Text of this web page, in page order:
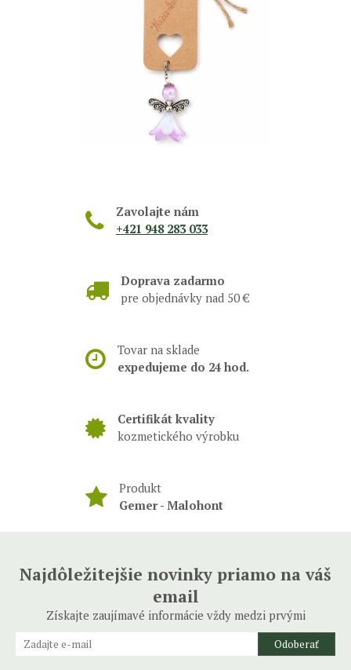
Zavolajte nám
+421 948 283 033
Doprava zadarmo
pre objednávky nad 50 €
Tovar na sklade
expedujeme do 24 hod.
Certifikát kvality
kozmetického výrobku
Produkt
Gemer - Malohont
Najdôležitejšie novinky priamo na váš
email
Získajte zaujímavé informácie vždy medzi prvými
Odoberať